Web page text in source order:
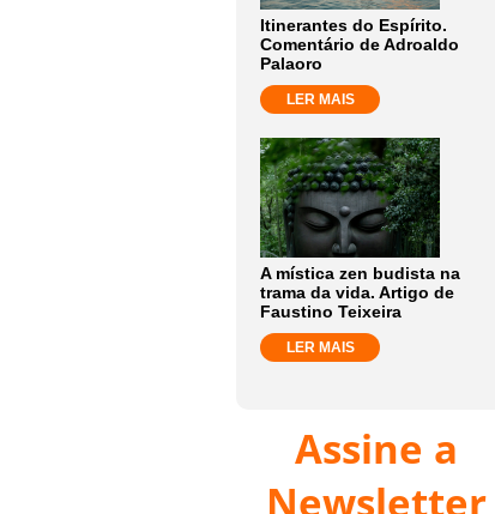
Itinerantes do Espírito.
Comentário de Adroaldo
Palaoro
LER MAIS
A mística zen budista na
trama da vida. Artigo de
Faustino Teixeira
LER MAIS
Assine a
Newsletter